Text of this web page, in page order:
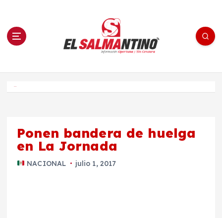
n El Salmantino - medios/noticias/editorial
Ponen bandera de huelga
en La Jornada
NACIONAL julio 1, 2017